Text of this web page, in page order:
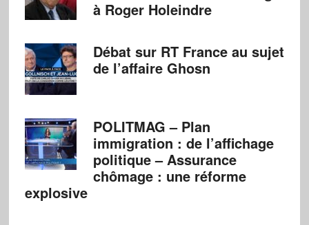
à Roger Holeindre
Débat sur RT France au sujet
de l’affaire Ghosn
POLITMAG – Plan
immigration : de l’affichage
politique – Assurance
chômage : une réforme
explosive